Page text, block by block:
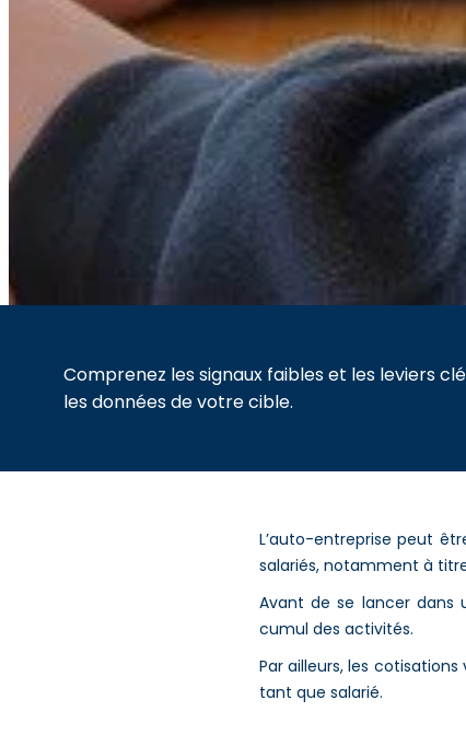
Comprenez les signaux faibles et les leviers
les données de votre cible.
L’auto-entreprise peut
salariés, notamment à
Avant de se lancer dans
cumul des activités.
Par ailleurs, les
tant que salarié.